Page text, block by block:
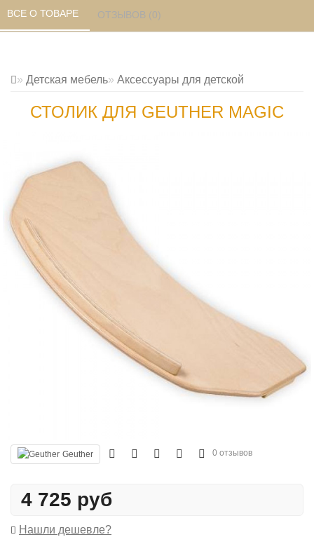
Детская мебель Аксессуары для детской
СТОЛИК ДЛЯ GEUTHER MAGIC
ВСЕ О ТОВАРЕ ОТЗЫВОВ (0)
Geuther 0 отзывов
4 725 руб
Нашли дешевле?